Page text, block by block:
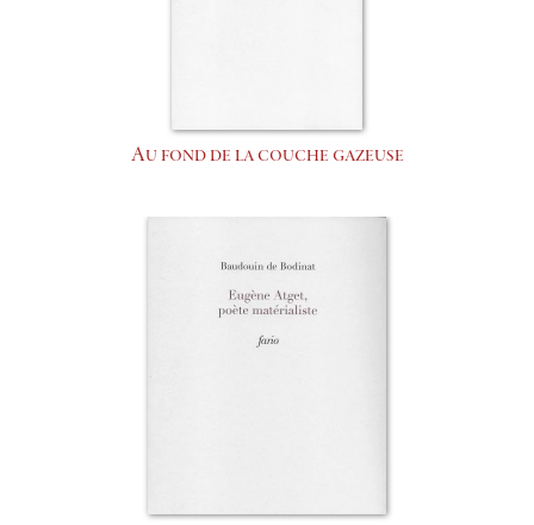
Au fond de la couche gazeuse